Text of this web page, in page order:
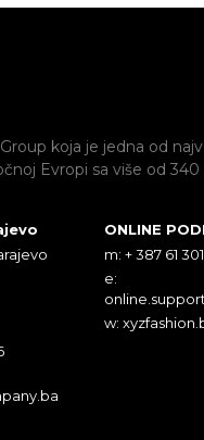
koja je jedna od
Evropi sa više od 340
ONLINE
m: + 387 61
e:
w: